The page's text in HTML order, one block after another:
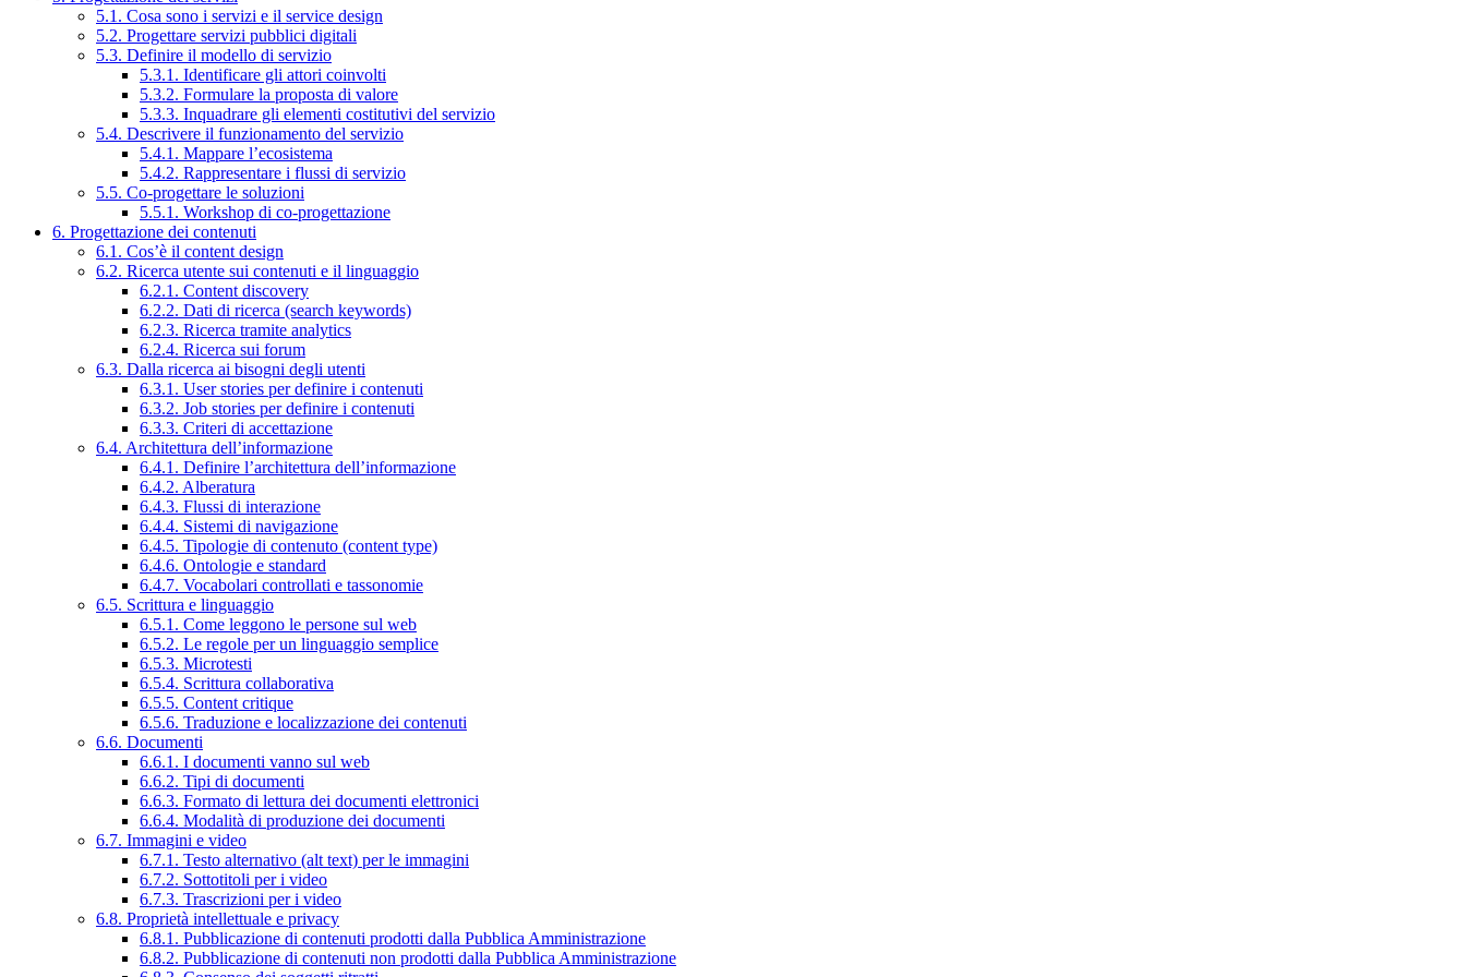
5.1. Cosa sono i servizi e il service design
5.2. Progettare servizi pubblici digitali
5.3. Definire il modello di servizio
5.3.1. Identificare gli attori coinvolti
5.3.2. Formulare la proposta di valore
5.3.3. Inquadrare gli elementi costitutivi del servizio
5.4. Descrivere il funzionamento del servizio
5.4.1. Mappare l’ecosistema
5.4.2. Rappresentare i flussi di servizio
5.5. Co-progettare le soluzioni
5.5.1. Workshop di co-progettazione
6. Progettazione dei contenuti
6.1. Cos’è il content design
6.2. Ricerca utente sui contenuti e il linguaggio
6.2.1. Content discovery
6.2.2. Dati di ricerca (search keywords)
6.2.3. Ricerca tramite analytics
6.2.4. Ricerca sui forum
6.3. Dalla ricerca ai bisogni degli utenti
6.3.1. User stories per definire i contenuti
6.3.2. Job stories per definire i contenuti
6.3.3. Criteri di accettazione
6.4. Architettura dell’informazione
6.4.1. Definire l’architettura dell’informazione
6.4.2. Alberatura
6.4.3. Flussi di interazione
6.4.4. Sistemi di navigazione
6.4.5. Tipologie di contenuto (content type)
6.4.6. Ontologie e standard
6.4.7. Vocabolari controllati e tassonomie
6.5. Scrittura e linguaggio
6.5.1. Come leggono le persone sul web
6.5.2. Le regole per un linguaggio semplice
6.5.3. Microtesti
6.5.4. Scrittura collaborativa
6.5.5. Content critique
6.5.6. Traduzione e localizzazione dei contenuti
6.6. Documenti
6.6.1. I documenti vanno sul web
6.6.2. Tipi di documenti
6.6.3. Formato di lettura dei documenti elettronici
6.6.4. Modalità di produzione dei documenti
6.7. Immagini e video
6.7.1. Testo alternativo (alt text) per le immagini
6.7.2. Sottotitoli per i video
6.7.3. Trascrizioni per i video
6.8. Proprietà intellettuale e privacy
6.8.1. Pubblicazione di contenuti prodotti dalla Pubblica Amministrazione
6.8.2. Pubblicazione di contenuti non prodotti dalla Pubblica Amministrazione